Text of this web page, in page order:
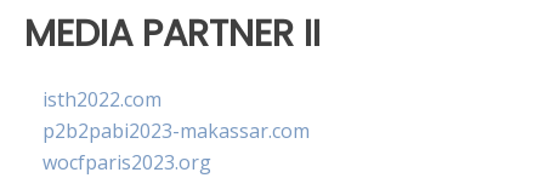
MEDIA PARTNER II
isth2022.com
p2b2pabi2023-makassar.com
wocfparis2023.org